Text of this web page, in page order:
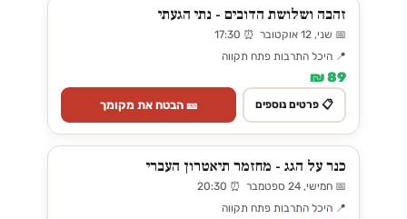
זהבה ושלושת הדובים - נתי הגעתי
📅 שני, 12 אוקטובר ⏰ 17:30
📍 היכל התרבות פתח תקווה
89 ₪
📋 פרטים נוספים 🎫 הבטח את מקומך
כנר על הגג - מחזמר תיאטרון העברי
📅 חמישי, 24 ספטמבר ⏰ 20:30
📍 היכל התרבות פתח תקווה